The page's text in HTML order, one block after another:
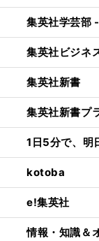
集英社学芸部
集英社ビジネ
集英社新書
集英社新書プ
1日5分で、明
kotoba
e!集英社
情報・知識＆